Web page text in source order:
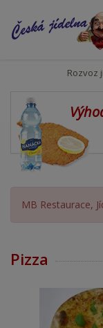
Rozvoz
MB Restaurace,
Pizza